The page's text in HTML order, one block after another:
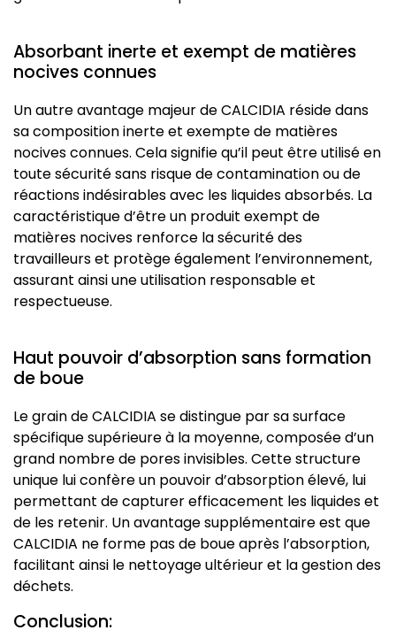
Absorbant inerte et exempt de matières
nocives connues
Un autre avantage majeur de CALCIDIA réside dans
sa composition inerte et exempte de matières
nocives connues. Cela signifie qu’il peut être utilisé en
toute sécurité sans risque de contamination ou de
réactions indésirables avec les liquides absorbés. La
caractéristique d’être un produit exempt de
matières nocives renforce la sécurité des
travailleurs et protège également l’environnement,
assurant ainsi une utilisation responsable et
respectueuse.
Haut pouvoir d’absorption sans formation
de boue
Le grain de CALCIDIA se distingue par sa surface
spécifique supérieure à la moyenne, composée d’un
grand nombre de pores invisibles. Cette structure
unique lui confère un pouvoir d’absorption élevé, lui
permettant de capturer efficacement les liquides et
de les retenir. Un avantage supplémentaire est que
CALCIDIA ne forme pas de boue après l’absorption,
facilitant ainsi le nettoyage ultérieur et la gestion des
déchets.
Conclusion: